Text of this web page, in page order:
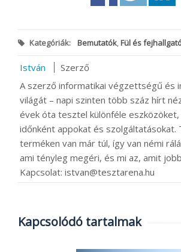
Kategóriák: Bemutatók,Fül és
István
Szerző
A szerző informatikai végzettségű és
világát – napi szinten több száz hírt
évek óta tesztel különféle
időnként appokat és szolgáltatásokat.
terméken van már túl, így van némi
ami tényleg megéri, és mi az, amit
Kapcsolat: istvan@tesztarena.hu
Kapcsolódó tartalmak